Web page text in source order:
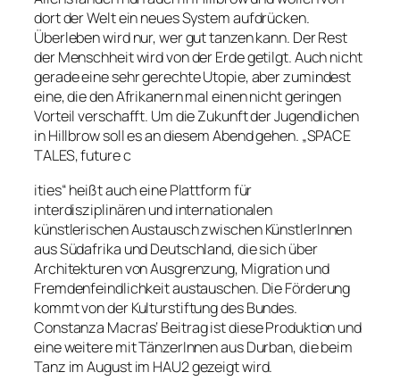
dort der Welt ein neues System aufdrücken.
Überleben wird nur, wer gut tanzen kann. Der Rest
der Menschheit wird von der Erde getilgt. Auch nicht
gerade eine sehr gerechte Utopie, aber zumindest
eine, die den Afrikanern mal einen nicht geringen
Vorteil verschafft. Um die Zukunft der Jugendlichen
in Hillbrow soll es an diesem Abend gehen. „SPACE
TALES, future c
ities“ heißt auch eine Plattform für
interdisziplinären und internationalen
künstlerischen Austausch zwischen KünstlerInnen
aus Südafrika und Deutschland, die sich über
Architekturen von Ausgrenzung, Migration und
Fremdenfeindlichkeit austauschen. Die Förderung
kommt von der Kulturstiftung des Bundes.
Constanza Macras‘ Beitrag ist diese Produktion und
eine weitere mit TänzerInnen aus Durban, die beim
Tanz im August im HAU2 gezeigt wird.